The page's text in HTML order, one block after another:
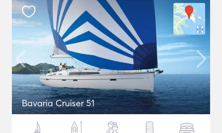
Bavaria Cruiser 51